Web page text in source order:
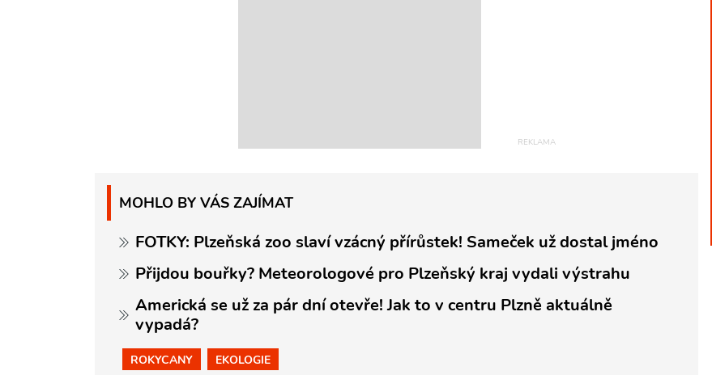
MOHLO BY VÁS ZAJÍMAT
FOTKY: Plzeňská zoo slaví vzácný přírůstek! Sameček už dostal jméno
Přijdou bouřky? Meteorologové pro Plzeňský kraj vydali výstrahu
Americká se už za pár dní otevře! Jak to v centru Plzně aktuálně
vypadá?
ROKYCANY EKOLOGIE